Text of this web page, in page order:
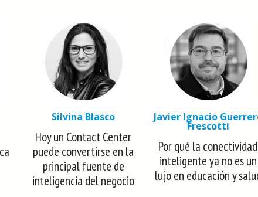
Silvina Blasco
Hoy un Contact Center
puede convertirse en la
principal fuente de
inteligencia del negocio
Javier Ignacio
Frescotti
Por qué la conectividad
inteligente ya no es un
lujo en educación y